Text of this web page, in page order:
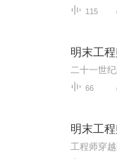
115
明末工
66
明末工